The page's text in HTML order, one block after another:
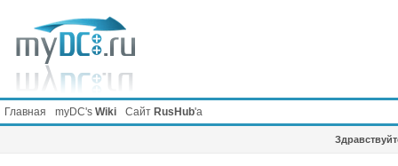
Главная myDC's Wiki Сайт RusHub'а